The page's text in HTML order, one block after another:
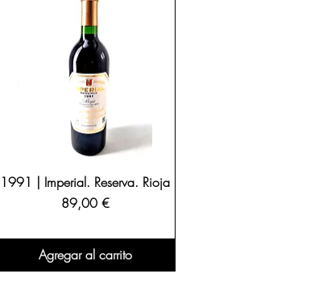
1991 | Imperial. Reserva. Rioja
Precio
89,00 €
Agregar al carrito